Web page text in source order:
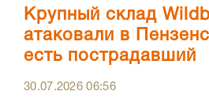
Крупный склад
атаковали в
есть пострадавший
30.07.202606:56